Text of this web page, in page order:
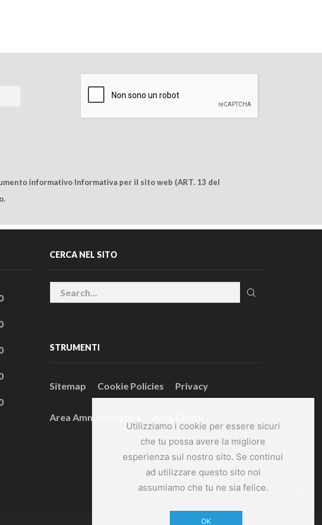
Utilizziamo i cookie per essere sicuri
che tu possa avere la migliore
esperienza sul nostro sito. Se continui
ad utilizzare questo sito noi
assumiamo che tu ne sia felice.
OK
informativo Informativa per il sito web (ART. 13 del
CERCA NEL SITO
STRUMENTI
Sitemap Cookie Policies Privacy
Area Amministrativa